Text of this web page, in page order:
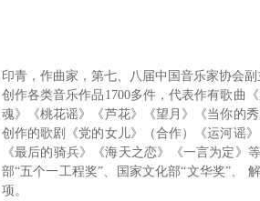
印青，作曲家，第七、八届中国音乐家协会
创作各类音乐作品1700多件，代表作有歌曲
魂》《桃花谣》《芦花》《望月》《当你的
创作的歌剧《党的女儿》（合作）《运河谣
《最后的骑兵》《海天之恋》《一言为定》
部“五个一工程奖”、国家文化部“文华奖”、
项。